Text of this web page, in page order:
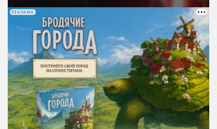
РЕКЛАМА